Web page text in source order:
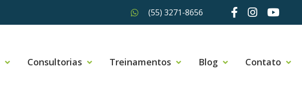
(55) 3271-8656
Consultorias Treinamentos Blog Contato